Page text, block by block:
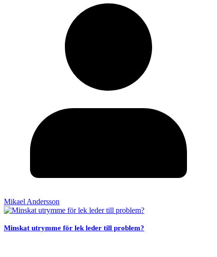
Mikael Andersson
Minskat utrymme för lek leder till problem?